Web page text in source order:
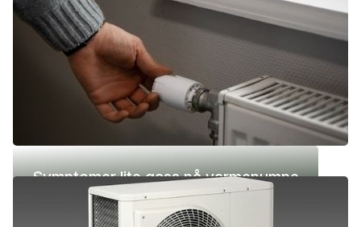
(-42 °C)
Symptomer lite gass på varmepumpe